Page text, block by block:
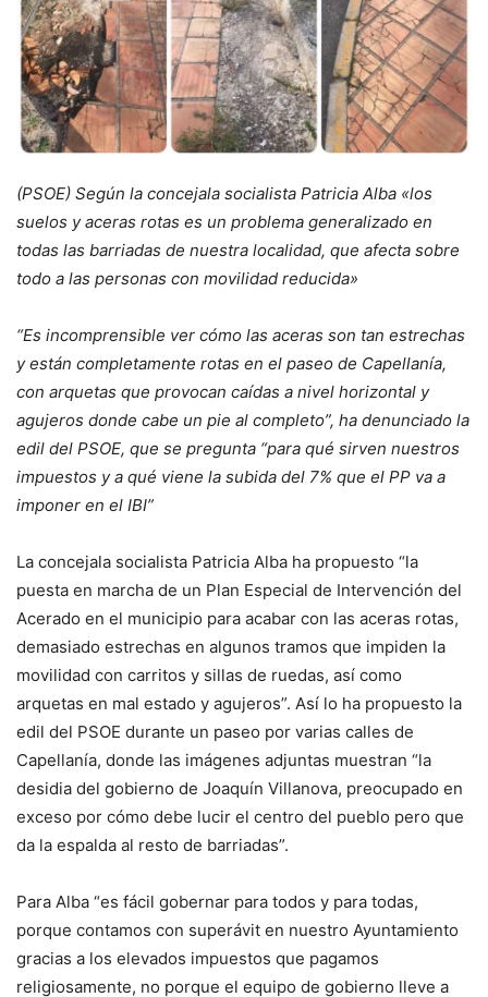
(PSOE) Según la concejala socialista Patricia Alba «los
suelos y aceras rotas es un problema generalizado en
todas las barriadas de nuestra localidad, que afecta sobre
todo a las personas con movilidad reducida»
“Es incomprensible ver cómo las aceras son tan estrechas
y están completamente rotas en el paseo de Capellanía,
con arquetas que provocan caídas a nivel horizontal y
agujeros donde cabe un pie al completo”, ha denunciado la
edil del PSOE, que se pregunta “para qué sirven nuestros
impuestos y a qué viene la subida del 7% que el PP va a
imponer en el IBI”
La concejala socialista Patricia Alba ha propuesto “la
puesta en marcha de un Plan Especial de Intervención del
Acerado en el municipio para acabar con las aceras rotas,
demasiado estrechas en algunos tramos que impiden la
movilidad con carritos y sillas de ruedas, así como
arquetas en mal estado y agujeros”. Así lo ha propuesto la
edil del PSOE durante un paseo por varias calles de
Capellanía, donde las imágenes adjuntas muestran “la
desidia del gobierno de Joaquín Villanova, preocupado en
exceso por cómo debe lucir el centro del pueblo pero que
da la espalda al resto de barriadas”.
Para Alba “es fácil gobernar para todos y para todas,
porque contamos con superávit en nuestro Ayuntamiento
gracias a los elevados impuestos que pagamos
religiosamente, no porque el equipo de gobierno lleve a